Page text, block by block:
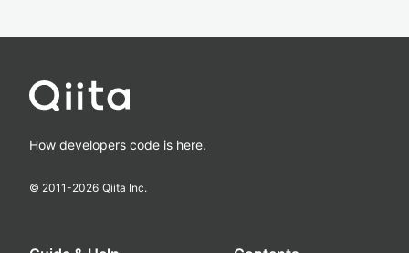
How developers code is here.
© 2011-2026 Qiita Inc.